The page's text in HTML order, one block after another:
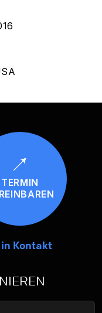
TERMIN
Kontakt